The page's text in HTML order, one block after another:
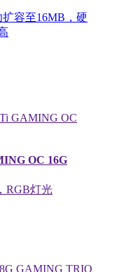
OC 16G
RGB灯光